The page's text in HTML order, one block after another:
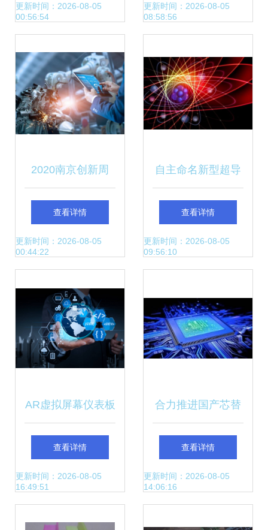
下的计算机科技未
更新时间：2026-08-05
00:56:54
术，称自动驾驶超
更新时间：2026-08-05
08:58:56
2020南京创新周
宁企“黑科技”让工
业数字孪生从概念
查看详情
更新时间：2026-08-05
00:44:22
自主命名新型超导
量子比特 中国量子
科技的全球里程碑
查看详情
更新时间：2026-08-05
09:56:10
AR虚拟屏幕仪表板
重塑项目管理的未
来科技
查看详情
更新时间：2026-08-05
16:49:51
合力推进国产芯替
代 四维图新与航天
机电深度协同
查看详情
更新时间：2026-08-05
14:06:16